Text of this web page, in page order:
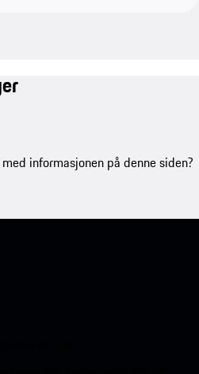
informasjonen på denne siden?